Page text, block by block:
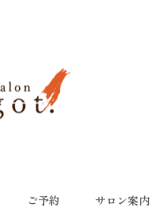
ご予約 サロン案内